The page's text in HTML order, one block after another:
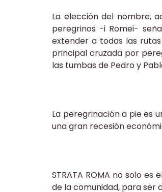
La elección del nombre,
peregrinos -i Romei-
extender a todas las
principal cruzada por
las tumbas de Pedro y
La peregrinación a pie es
una gran recesión
STRATA ROMA no solo
de la comunidad, para ser